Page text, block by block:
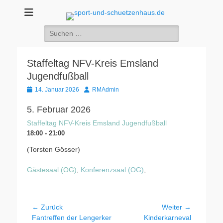
sport-und-
Sport- und Schützenhaus GbR
Suche
nach:
Staffeltag NFV-Kreis Emsland
Jugendfußball
Veröffentlicht
14. Januar 2026 AutorRMAdmin
5. Februar 2026
Staffeltag NFV-Kreis Emsland Jugendfußball
18:00 - 21:00
(Torsten Gösser)
Gästesaal (OG) Konferenzsaal (OG)
Beitragsnavigation
← Zurück
Vorheriger
Fantreffen der Lengerker
Weiter →
Nächster
Kinderkarneval